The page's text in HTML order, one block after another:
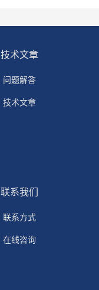
技术文章
问题解答
技术文章
联系我们
联系方式
在线咨询